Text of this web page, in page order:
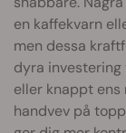
en kaffekvarn
men dessa
dyra investering
eller knappt ens
handvev på